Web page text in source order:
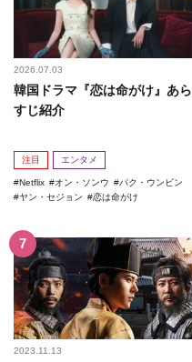
2026.07.03
韓国ドラマ『恋は命がけ』あら
すじ紹介
注目 エンタメ
Netflix オン・ソンウ
パク・ウンビン
ヤン・セジョン
恋は命がけ
2023.11.13